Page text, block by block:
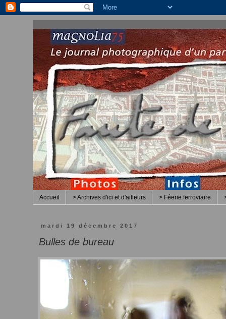
Accueil > Archives d'ici et d'ailleurs > Féerie ferroviaire
mardi 19 décembre 2017
Bulles de bureau